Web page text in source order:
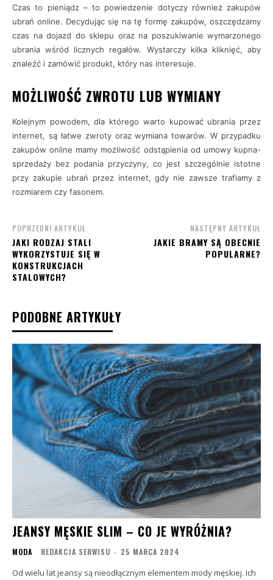
Czas to pieniądz – to powiedzenie dotyczy również zakupów
ubrań online. Decydując się na tę formę zakupów, oszczędzamy
czas na dojazd do sklepu oraz na poszukiwanie wymarzonego
ubrania wśród licznych regałów. Wystarczy kilka kliknięć, aby
znaleźć i zamówić produkt, który nas interesuje.
MOŻLIWOŚĆ ZWROTU LUB WYMIANY
Kolejnym powodem, dla którego warto kupować ubrania przez
internet, są łatwe zwroty oraz wymiana towarów. W przypadku
zakupów online mamy możliwość odstąpienia od umowy kupna-
sprzedaży bez podania przyczyny, co jest szczególnie istotne
przy zakupie ubrań przez internet, gdy nie zawsze trafiamy z
rozmiarem czy fasonem.
POPRZEDNI ARTYKUŁ
JAKI RODZAJ STALI
WYKORZYSTUJE SIĘ W
KONSTRUKCJACH
STALOWYCH?
NASTĘPNY ARTYKUŁ
JAKIE BRAMY SĄ OBECNIE
POPULARNE?
PODOBNE ARTYKUŁY
JEANSY MĘSKIE SLIM – CO JE WYRÓŻNIA?
MODA REDAKCJA SERWISU - 25 MARCA 2024
Od wielu lat jeansy są nieodłącznym elementem mody męskiej. Ich